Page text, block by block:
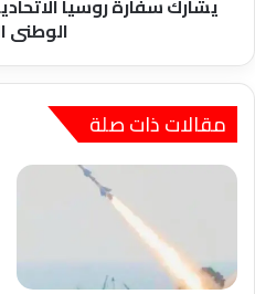
الاتحادية
الإحتفال
الوطنى
الروسى
يشارك سفارة روسيا
الوطنى
مقالات ذات صلة